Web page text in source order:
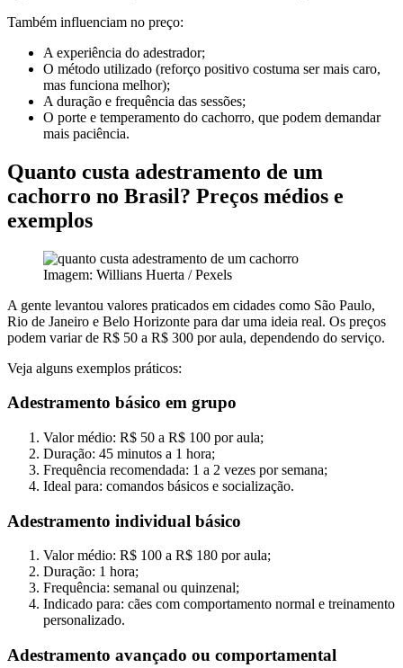
Também influenciam no preço:
A experiência do adestrador;
O método utilizado (reforço positivo costuma ser mais caro,
mas funciona melhor);
A duração e frequência das sessões;
O porte e temperamento do cachorro, que podem demandar
mais paciência.
Quanto custa adestramento de um
cachorro no Brasil? Preços médios e
exemplos
Imagem: Willians Huerta / Pexels
A gente levantou valores praticados em cidades como São Paulo,
Rio de Janeiro e Belo Horizonte para dar uma ideia real. Os preços
podem variar de R$ 50 a R$ 300 por aula, dependendo do serviço.
Veja alguns exemplos práticos:
Adestramento básico em grupo
Valor médio: R$ 50 a R$ 100 por aula;
Duração: 45 minutos a 1 hora;
Frequência recomendada: 1 a 2 vezes por semana;
Ideal para: comandos básicos e socialização.
Adestramento individual básico
Valor médio: R$ 100 a R$ 180 por aula;
Duração: 1 hora;
Frequência: semanal ou quinzenal;
Indicado para: cães com comportamento normal e treinamento
personalizado.
Adestramento avançado ou comportamental